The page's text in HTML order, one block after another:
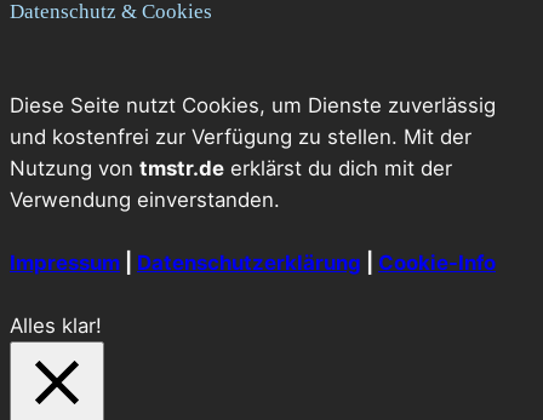
Datenschutz & Cookies
Diese Seite nutzt Cookies, um Dienste zuverlässig
und kostenfrei zur Verfügung zu stellen. Mit der
Nutzung von tmstr.de erklärst du dich mit der
Verwendung einverstanden.
Impressum Datenschutzerklärung Cookie-Info
Alles klar!